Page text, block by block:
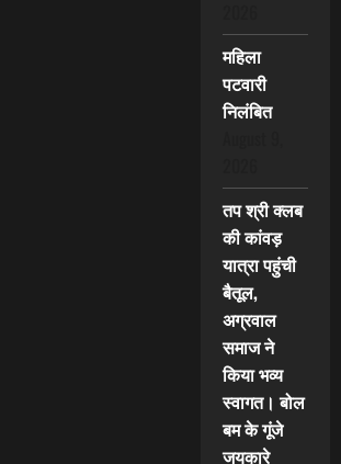
महिला
पटवारी
निलंबित
तप श्री क्लब
की कांवड़
यात्रा पहुंची
बैतूल,
अग्रवाल
समाज ने
किया भव्य
स्वागत। बोल
बम के गूंजे
जयकारे